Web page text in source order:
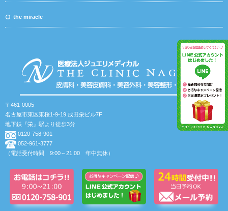
the miracle
〒461-0005
名古屋市東区東桜1-9-19 成田栄ビル7F
地下鉄『栄』駅より徒歩3分
0120-758-901
052-961-3777
（電話受付時間 9:00～21:00 年中無休）
© 2020 THE CLINIC NAGOYA